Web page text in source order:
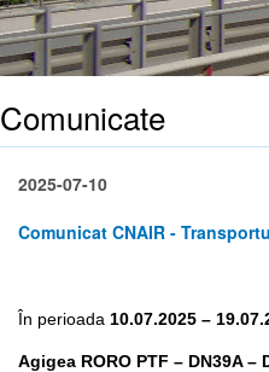
Comunicate
2025-07-10
Comunicat CNAIR -
În perioada 10.07.2025 –
Agigea RORO PTF – DN39A –